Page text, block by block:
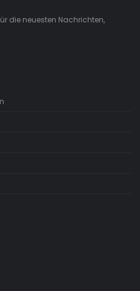
die neuesten Nachrichten,